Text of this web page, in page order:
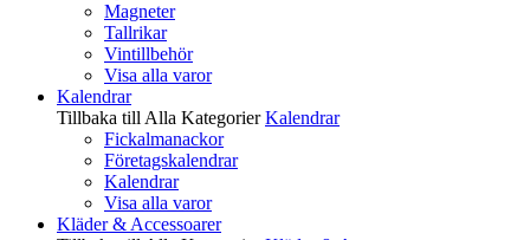
Magneter
Tallrikar
Vintillbehör
Visa alla varor
Kalendrar
Tillbaka till Alla Kategorier Kalendrar
Fickalmanackor
Företagskalendrar
Kalendrar
Visa alla varor
Kläder & Accessoarer